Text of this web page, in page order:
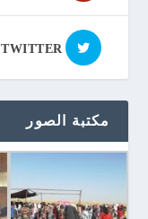
TWITTER
مكتبة الصور